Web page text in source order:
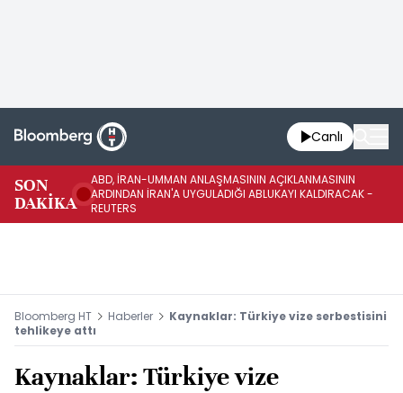
Canlı
SON
DAKİKA
ABD, İRAN-UMMAN ANLAŞMASININ AÇIKLANMASININ
ARDINDAN İRAN'A UYGULADIĞI ABLUKAYI KALDIRACAK -
REUTERS
Bloomberg HT Haberler
Kaynaklar: Türkiye vize serbestisini
tehlikeye attı
Kaynaklar: Türkiye vize